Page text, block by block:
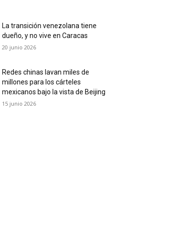
La transición venezolana tiene
dueño, y no vive en Caracas
20 junio 2026
Redes chinas lavan miles de
millones para los cárteles
mexicanos bajo la vista de Beijing
15 junio 2026